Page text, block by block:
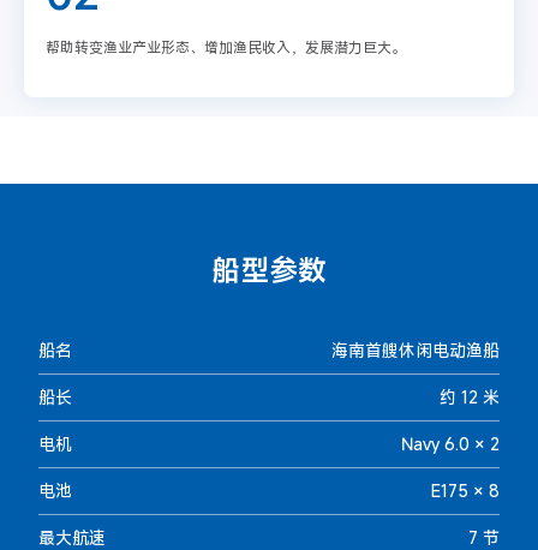
帮助转变渔业产业形态、增加渔民收入，发展潜力巨大。
船型参数
船名 海南首艘休闲电动渔船
船长 约 12 米
电机 Navy 6.0 × 2
电池 E175 × 8
最大航速 7 节